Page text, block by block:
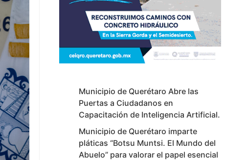
Municipio de Querétaro Abre las
Puertas a Ciudadanos en
Capacitación de Inteligencia Artificial.
Municipio de Querétaro imparte
pláticas “Botsu Muntsi. El Mundo del
Abuelo” para valorar el papel esencial